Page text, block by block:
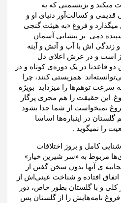
و بزینسمنی که به
و کسالت‌آور دنیای او و
و فروغ «به هیئت گنجی
دمی بر پیشانی آسمان
زندگی اش با آب و آتش و آینه
است و در عرش اعلای دل
قاعدتا در یک دوره‌ی کوتاه و در
همزیستی کنند، چرا
سرعت توهم‌ها را میزداید بویژه
این حقیقت را هم مجری پرگار
نمیخواست از شما جدا بشود
گلستان در اینباره‌ها اساسا
را نمیگوید .
کامل و بروز اختلافات
مربوط به «سر شیرین خیار»
ی آنها بدون سخن گفتن از
افتاده و شناخت عینی‌اش از
و با گلستان بطور خاص، دور
نامه‌هایش را از گلستان پس